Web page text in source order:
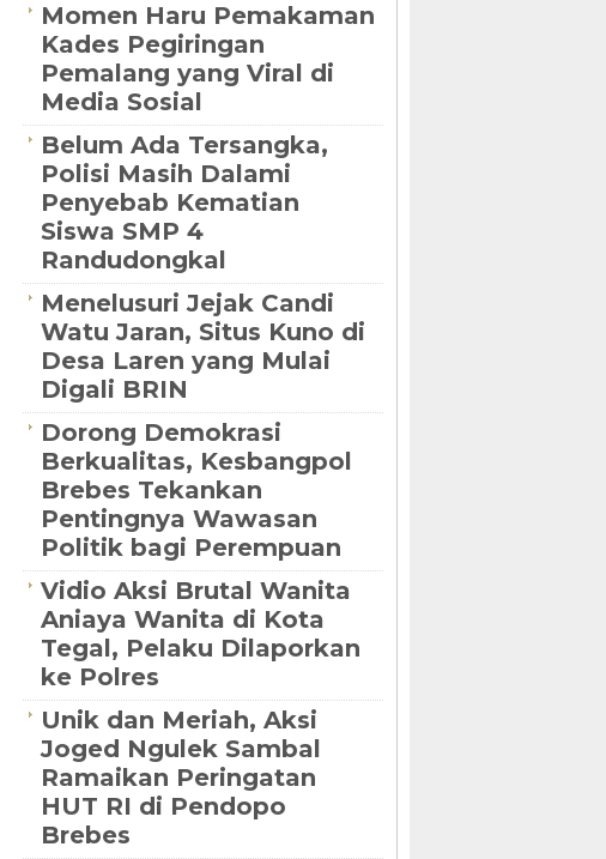
Momen Haru Pemakaman
Kades Pegiringan
Pemalang yang Viral di
Media Sosial
Belum Ada Tersangka,
Polisi Masih Dalami
Penyebab Kematian
Siswa SMP 4
Randudongkal
Menelusuri Jejak Candi
Watu Jaran, Situs Kuno di
Desa Laren yang Mulai
Digali BRIN
Dorong Demokrasi
Berkualitas, Kesbangpol
Brebes Tekankan
Pentingnya Wawasan
Politik bagi Perempuan
Vidio Aksi Brutal Wanita
Aniaya Wanita di Kota
Tegal, Pelaku Dilaporkan
ke Polres
Unik dan Meriah, Aksi
Joged Ngulek Sambal
Ramaikan Peringatan
HUT RI di Pendopo
Brebes